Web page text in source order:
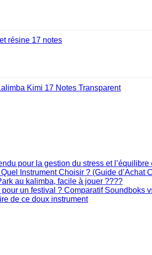
résine 17 notes
Kimi 17 Notes Transparent
pour la gestion du stress et l’équilibre
Instrument Choisir ? (Guide d’Achat
au kalimba, facile à jouer ????
un festival ? Comparatif Soundboks
de ce doux instrument